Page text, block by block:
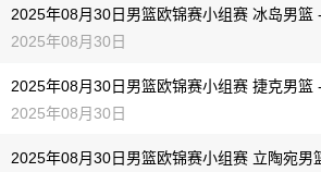
2025年08月30日男篮欧锦赛小组赛 冰岛男篮
2025年08月30日
2025年08月30日
2025年08月30日男篮欧锦赛小组赛 立陶宛男